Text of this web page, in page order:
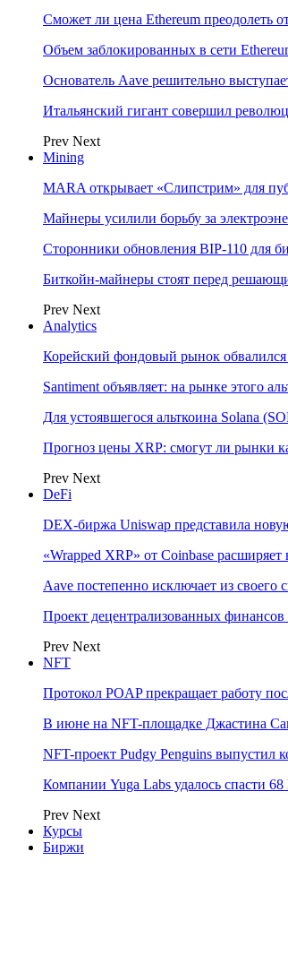
Сможет ли цена Ethereum преодолеть
Объем заблокированных в сети
Основатель Aave решительно
Итальянский гигант совершил
Prev Next
Mining
MARA открывает «Слипстрим» для
Майнеры усилили борьбу за
Сторонники обновления BIP-110 для
Биткойн-майнеры стоят перед
Prev Next
Analytics
Корейский фондовый рынок
Santiment объявляет: на рынке этого
Для устоявшегося альткоина Solana
Прогноз цены XRP: смогут ли рынки
Prev Next
DeFi
DEX-биржа Uniswap представила
«Wrapped XRP» от Coinbase
Aave постепенно исключает из
Проект децентрализованных
Prev Next
NFT
Протокол POAP прекращает работу
В июне на NFT-площадке Джастина
NFT-проект Pudgy Penguins выпустил
Компании Yuga Labs удалось спасти
Prev Next
Курсы
Биржи